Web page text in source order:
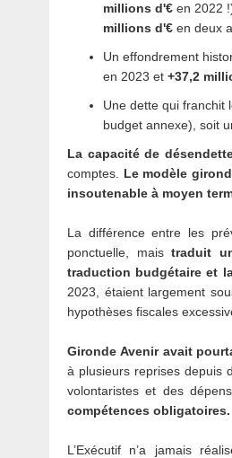
millions d'€ en 2022
millions d'€ en deux
Un effondrement
en 2023 et +37,2
Une dette qui franchit
budget annexe), soit
La capacité de
comptes.
Le modèle
insoutenable à moyen
La différence entre les
ponctuelle, maistraduit
traduction budgétaire et
2023, étaient largement
hypothèses fiscales
Gironde Avenir avait
à plusieurs reprises depuis
volontaristes et des
compétences obligatoires.
L’Exécutif n’a jamais